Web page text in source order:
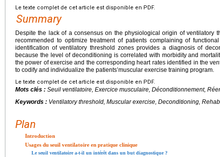
Le texte complet de cet article est disponible en PDF.
Summary
Despite the lack of a consensus on the physiological origin of ventilatory
recommended to optimize treatment of patients complaining of
identification of ventilatory threshold zones provides a diagnosis of
because the level of deconditioning is correlated with morbidity and
the power of exercise and the corresponding heart rates identified in the
to codify and individualize the patients’muscular exercise training program.
Le texte complet de cet article est disponible en PDF.
Mots clés : Seuil ventilatoire, Exercice musculaire, Déconditionnement,
Keywords : Ventilatory threshold, Muscular exercise, Deconditioning,
Plan
Introduction
Usages du seuil ventilatoire en pratique clinique
Le seuil ventilatoire a-t-il un intérêt dans un but diagnostique ?